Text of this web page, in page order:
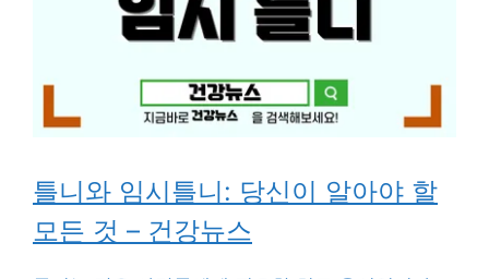
틀니와 임시틀니: 당신이 알아야 할
모든 것 – 건강뉴스